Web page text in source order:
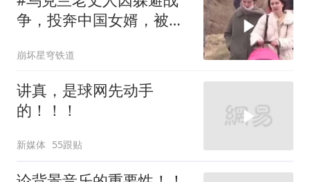
争，投奔中国女婿，被眼
崩坏星穹铁道
讲真，是球网先动手
的！！！
新媒体 55跟贴